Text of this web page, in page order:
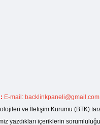
E-mail: backlinkpaneli@gmail.com
ve İletişim Kurumu (BTK)
yazdıkları içeriklerin